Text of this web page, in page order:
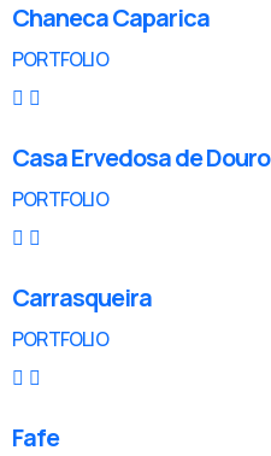
Chaneca Caparica
PORTFOLIO
Casa Ervedosa de Douro
PORTFOLIO
Carrasqueira
PORTFOLIO
Fafe